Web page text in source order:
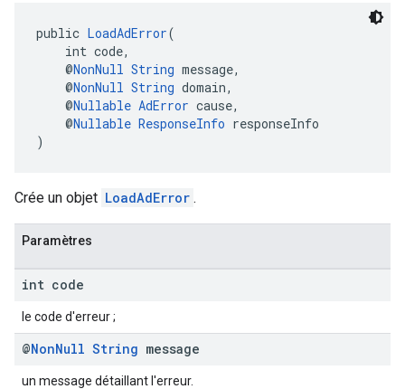
public LoadAdError(
int code,
@NonNull String message,
@NonNull String domain,
@Nullable AdError cause,
@Nullable ResponseInfo responseInfo
)
Crée un objet LoadAdError .
Paramètres
int code
le code d'erreur ;
@NonNull String message
un message détaillant l'erreur.